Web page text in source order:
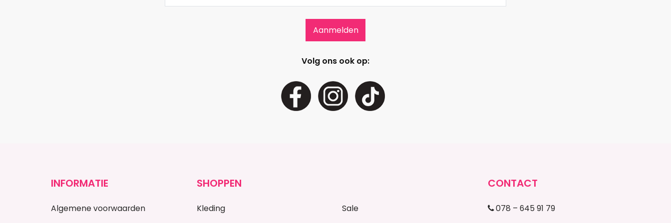
Volg ons ook op:
INFORMATIE
Algemene voorwaarden
SHOPPEN
Kleding Sale
CONTACT
078 – 645 91 79